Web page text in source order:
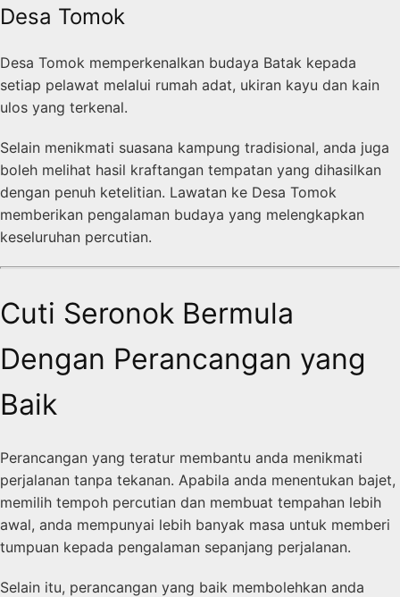
Desa Tomok
Desa Tomok memperkenalkan budaya Batak kepada
setiap pelawat melalui rumah adat, ukiran kayu dan kain
ulos yang terkenal.
Selain menikmati suasana kampung tradisional, anda juga
boleh melihat hasil kraftangan tempatan yang dihasilkan
dengan penuh ketelitian. Lawatan ke Desa Tomok
memberikan pengalaman budaya yang melengkapkan
keseluruhan percutian.
Cuti Seronok Bermula
Dengan Perancangan yang
Baik
Perancangan yang teratur membantu anda menikmati
perjalanan tanpa tekanan. Apabila anda menentukan bajet,
memilih tempoh percutian dan membuat tempahan lebih
awal, anda mempunyai lebih banyak masa untuk memberi
tumpuan kepada pengalaman sepanjang perjalanan.
Selain itu, perancangan yang baik membolehkan anda